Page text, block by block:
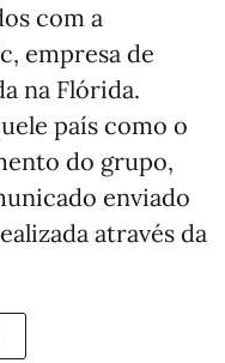
com a
empresa de
na Flórida.
país como o
do grupo,
enviado
através da